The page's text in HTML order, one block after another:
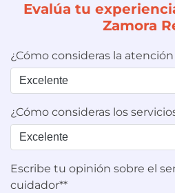
Evalúa tu
Zamora
¿Cómo consideras la
¿Cómo consideras los
Escribe tu opinión sobre el
cuidador**